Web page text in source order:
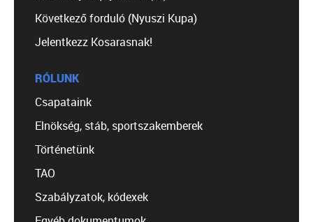
Következő forduló (Nyuszi Kupa)
Jelentkezz Kosarasnak!
RÓLUNK
Csapataink
Elnökség, stáb, sportszakemberek
Történetünk
TAO
Szabályzatok, kódexek